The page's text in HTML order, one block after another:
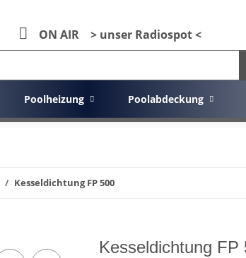
ON AIR > unser Radiospot <
Poolheizung Poolabdeckung
Kesseldichtung FP 500
Kesseldichtung FP